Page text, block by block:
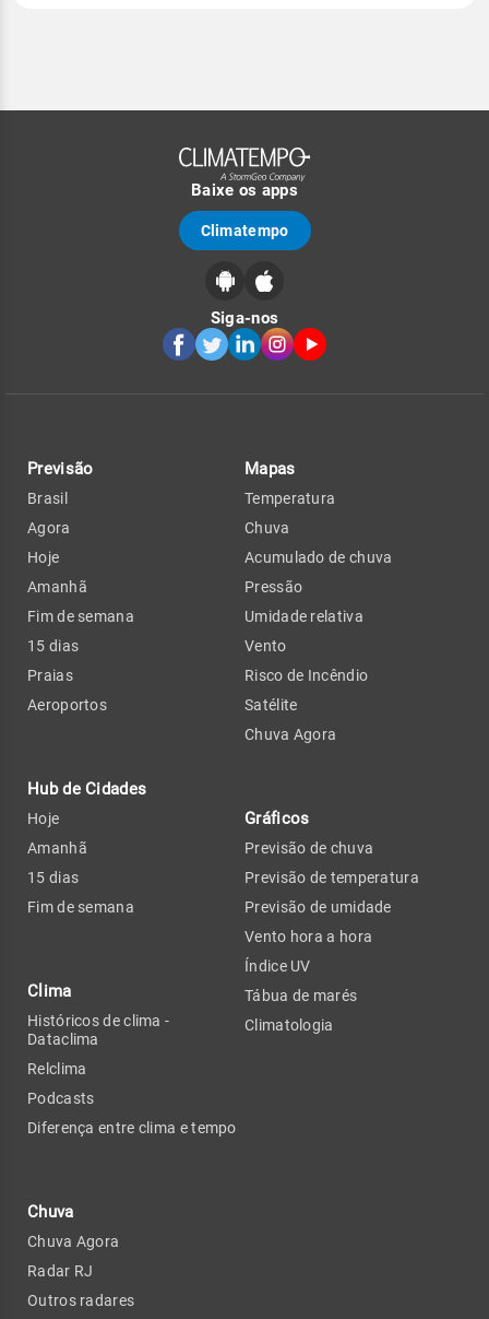
Baixe os apps
Climatempo
Siga-nos
Previsão
Brasil
Agora
Hoje
Amanhã
Fim de semana
15 dias
Praias
Aeroportos
Hub de Cidades
Hoje
Amanhã
15 dias
Fim de semana
Clima
Históricos de clima -
Dataclima
Relclima
Podcasts
Diferença entre clima e tempo
Chuva
Chuva Agora
Radar RJ
Outros radares
Mapas
Temperatura
Chuva
Acumulado de chuva
Pressão
Umidade relativa
Vento
Risco de Incêndio
Satélite
Chuva Agora
Gráficos
Previsão de chuva
Previsão de temperatura
Previsão de umidade
Vento hora a hora
Índice UV
Tábua de marés
Climatologia